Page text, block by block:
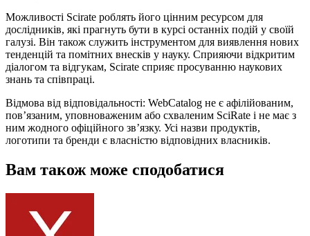
Можливості Scirate роблять його цінним ресурсом для
дослідників, які прагнуть бути в курсі останніх подій у своїй
галузі. Він також служить інструментом для виявлення нових
тенденцій та помітних внесків у науку. Сприяючи відкритим
діалогом та відгукам, Scirate сприяє просуванню наукових
знань та співпраці.
Відмова від відповідальності: WebCatalog не є афілійованим,
пов’язаним, уповноваженим або схваленим SciRate і не має з
ним жодного офіційного зв’язку. Усі назви продуктів,
логотипи та бренди є власністю відповідних власників.
Вам також може сподобатися